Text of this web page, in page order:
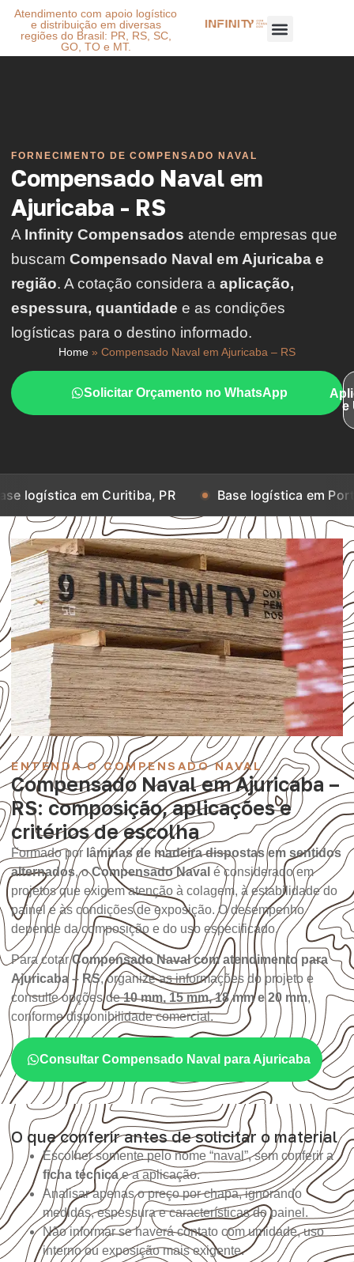
Atendimento com apoio logístico
e distribuição em diversas
regiões do Brasil: PR, RS, SC,
GO, TO e MT.
FORNECIMENTO DE COMPENSADO NAVAL
Compensado Naval em
Ajuricaba - RS
A Infinity Compensados atende empresas que
buscam Compensado Naval em Ajuricaba e
região. A cotação considera a aplicação,
espessura, quantidade e as condições
logísticas para o destino informado.
Home » Compensado Naval em Ajuricaba – RS
Solicitar Orçamento no WhatsApp
e
Curitiba, PR Base logística em Porto Alegre,
ENTENDA O COMPENSADO NAVAL
Compensado Naval em Ajuricaba –
RS: composição, aplicações e
critérios de escolha
Formado por lâminas de madeira dispostas em sentidos
alternados, oCompensado Naval é considerado em
projetos que exigem atenção à colagem, à estabilidade do
painel e às condições de exposição. O desempenho
depende da composição e do uso especificado.
Para cotarCompensado Naval com atendimento para
Ajuricaba – RS, organize as informações do projeto e
consulte opções de10 mm, 15 mm, 18 mm e 20 mm,
conforme disponibilidade comercial.
Consultar Compensado Naval para Ajuricaba
O que conferir antes de solicitar o material
Escolher somente pelo nome “naval”, sem conferir a
ficha técnicae a aplicação.
Analisar apenas o preço por chapa, ignorando
medidas, espessura e características do painel.
Não informar se haverá contato com umidade, uso
interno ou exposição mais exigente.